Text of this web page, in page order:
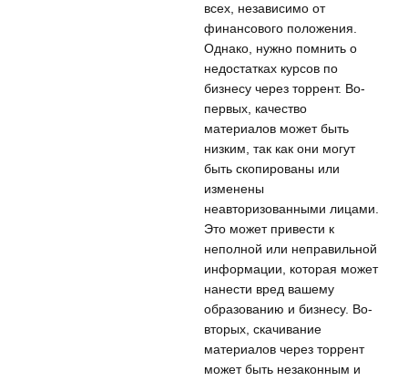
всех, независимо от
финансового положения.
Однако, нужно помнить о
недостатках курсов по
бизнесу через торрент. Во-
первых, качество
материалов может быть
низким, так как они могут
быть скопированы или
изменены
неавторизованными лицами.
Это может привести к
неполной или неправильной
информации, которая может
нанести вред вашему
образованию и бизнесу. Во-
вторых, скачивание
материалов через торрент
может быть незаконным и